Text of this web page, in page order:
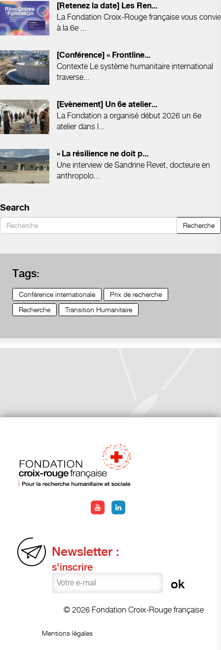
[Retenez la date] Les Ren...
La Fondation Croix-Rouge française vous convie
à la 6e ...
[Conférence] « Frontline...
Contexte Le système humanitaire international
traverse...
[Evènement] Un 6e atelier...
La Fondation a organisé début 2026 un 6e
atelier dans l...
« La résilience ne doit p...
Une interview de Sandrine Revet, docteure en
anthropolo...
Search
Recherche
Tags:
Conférence internationale
Prix de recherche
Recherche
Transition Humanitaire
Newsletter :
s'inscrire
© 2026 Fondation Croix-Rouge française
Mentions légales